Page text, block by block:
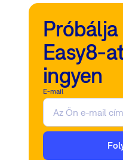
Próbálja
Easy8-
ingyen
E-mail